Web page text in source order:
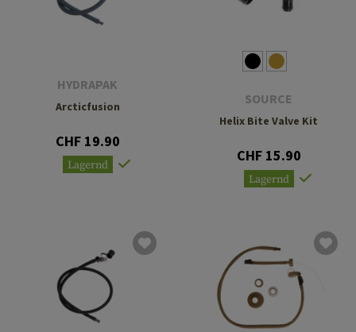
HYDRAPAK
Arcticfusion
CHF 19.90
Lagernd
SOURCE
Helix Bite Valve Kit
CHF 15.90
Lagernd